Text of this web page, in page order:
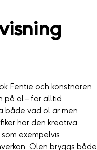
Fentie och konstnären
på öl – för alltid.
både vad öl är men
har den kreativa
exempelvis
Ölen bryggs både